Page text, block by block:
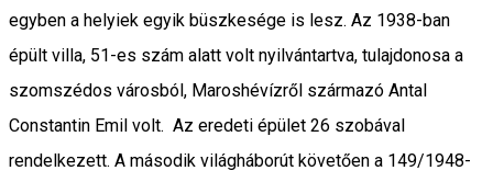
egyben a helyiek egyik büszkesége is lesz. Az 1938-ban
épült villa, 51-es szám alatt volt nyilvántartva, tulajdonosa a
szomszédos városból, Maroshévízről származó Antal
Constantin Emil volt. Az eredeti épület 26 szobával
rendelkezett. A második világháborút követően a 149/1948-